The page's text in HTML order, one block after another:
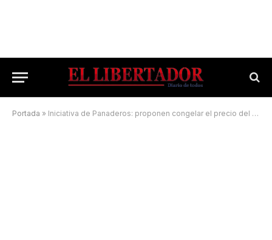
Portada » Iniciativa de Panaderos: proponen congelar el precio del pan hasta el 1 de enero